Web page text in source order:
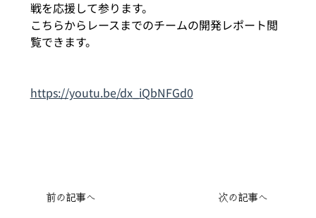
前の記事へ 次の記事へ
戦を応援して参ります。
こちらからレースまでのチームの開発レポート閲
覧できます。
https://youtu.be/dx_iQbNFGd0